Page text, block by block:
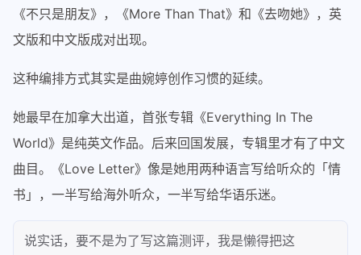
《不只是朋友》，《More Than That》和《去吻她》，英
文版和中文版成对出现。
这种编排方式其实是曲婉婷创作习惯的延续。
她最早在加拿大出道，首张专辑《Everything In The
World》是纯英文作品。后来回国发展，专辑里才有了中文
曲目。《Love Letter》像是她用两种语言写给听众的「情
书」，一半写给海外听众，一半写给华语乐迷。
说实话，要不是为了写这篇测评，我是懒得把这